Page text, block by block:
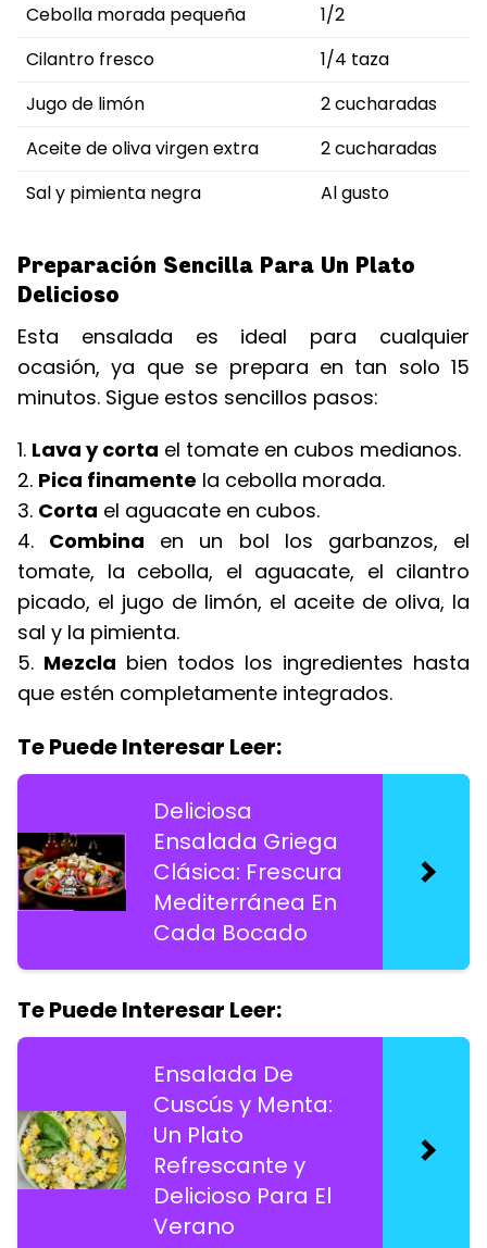
Cebolla morada pequeña
1/2
Cilantro fresco
1/4 taza
Jugo de limón
2 cucharadas
Aceite de oliva virgen extra
2 cucharadas
Sal y pimienta negra
Al gusto
Preparación Sencilla Para Un Plato
Delicioso
Esta ensalada es ideal para cualquier
ocasión, ya que se prepara en tan solo 15
minutos. Sigue estos sencillos pasos:
1. Lava y corta el tomate en cubos medianos.
2. Pica finamente la cebolla morada.
3. Corta el aguacate en cubos.
4. Combina en un bol los garbanzos, el
tomate, la cebolla, el aguacate, el cilantro
picado, el jugo de limón, el aceite de oliva, la
sal y la pimienta.
5. Mezcla bien todos los ingredientes hasta
que estén completamente integrados.
Te Puede Interesar Leer:
Deliciosa
Ensalada Griega
Clásica: Frescura
Mediterránea En
Cada Bocado
Te Puede Interesar Leer:
Ensalada De
Cuscús y Menta:
Un Plato
Refrescante y
Delicioso Para El
Verano